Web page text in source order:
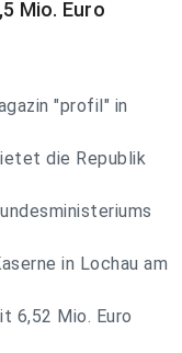
Mio. Euro
"profil" in
die Republik
in Lochau am
6,52 Mio. Euro